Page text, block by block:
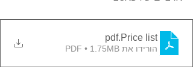
Price list
.pdf
הורידו את PDF • 1.75MB